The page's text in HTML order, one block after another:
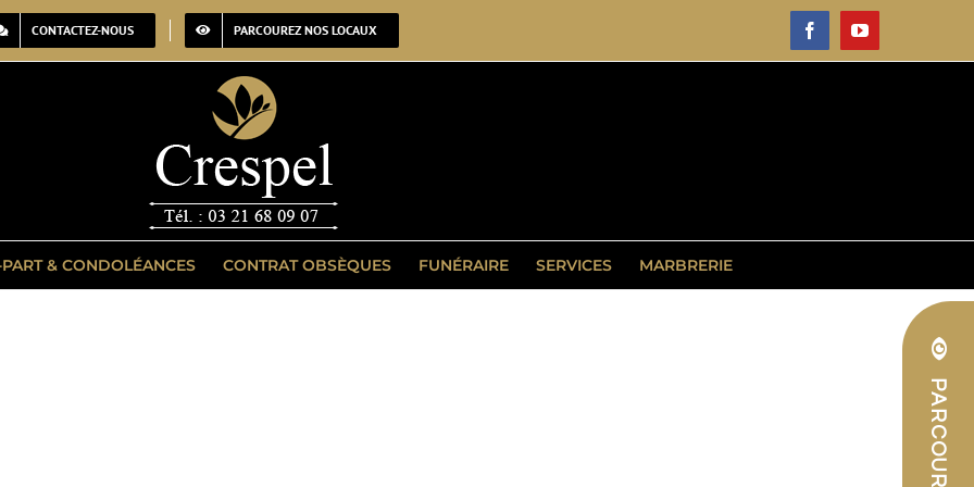
CONTACTEZ-NOUS PARCOUREZ NOS LOCAUX FacebookYouTube
& CONDOLÉANCES CONTRAT OBSÈQUES FUNÉRAIRE SERVICES MARBRERIE